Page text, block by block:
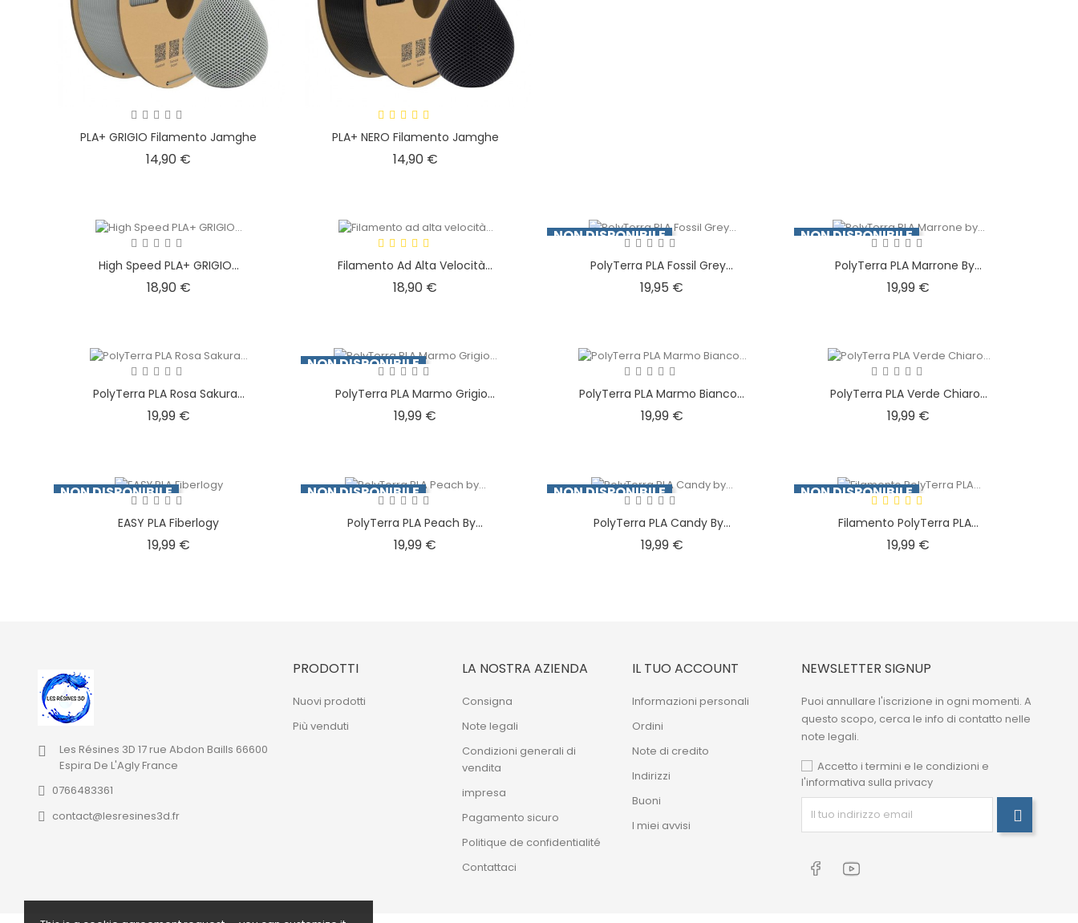
PLA+ GRIGIO Filamento Jamghe
14,90 €
PLA+ NERO Filamento Jamghe
14,90 €Prezzo
High Speed PLA+ GRIGIO...
18,90 €Prezzo
Filamento Ad Alta Velocità...
18,90 €
NON DISPONIBILE
PolyTerra PLA Fossil Grey...
19,95 €
NON DISPONIBILE
PolyTerra PLA Marrone By...
19,99 €
PolyTerra PLA Rosa Sakura...
19,99 €Prezzo
NON DISPONIBILE
PolyTerra PLA Marmo Grigio...
19,99 €
PolyTerra PLA Marmo Bianco...
19,99 €Prezzo
PolyTerra PLA Verde Chiaro...
19,99 €
NON DISPONIBILE
EASY PLA Fiberlogy
19,99 €Prezzo
NON DISPONIBILE
PolyTerra PLA Peach By...
19,99 €
NON DISPONIBILE
PolyTerra PLA Candy By...
19,99 €Prezzo
NON DISPONIBILE
Filamento PolyTerra PLA...
19,99 €
Les Résines 3D 17 rue Abdon Baills 66600
Espira De L'Agly France
0766483361
contact@lesresines3d.fr
PRODOTTI
Nuovi prodotti
Più venduti
LA NOSTRA AZIENDA
Consigna
Note legali
Condizioni generali di
vendita
impresa
Pagamento sicuro
Politique de confidentialité
Contattaci
IL TUO ACCOUNT
Informazioni personali
Ordini
Note di credito
Indirizzi
Buoni
I miei avvisi
NEWSLETTER SIGNUP
Puoi annullare l'iscrizione in ogni momenti. A
questo scopo, cerca le info di contatto nelle
note legali.
Accetto i termini e le condizioni e
l'informativa sulla privacy